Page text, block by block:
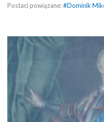
Postaci powiązane:#Dominik